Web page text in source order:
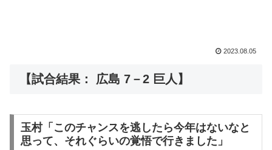
2023.08.05
【試合結果： 広島 7－2 巨人】
玉村「このチャンスを逃したら今年はないなと
思って、それぐらいの覚悟で行きました」